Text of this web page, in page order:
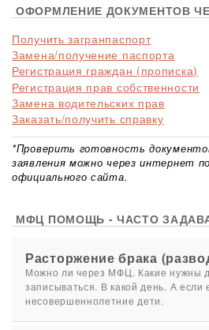
ОФОРМЛЕНИЕ ДОКУМЕНТОВ
Получить загранпаспорт
Замена/получение паспорта
Регистрация граждан (прописка)
Регистрация прав собственности
Замена водительских прав
Заказать/получить справку
*Проверить готовность
заявления можно через интернет
официального сайта.
МФЦ ПОМОЩЬ - ЧАСТО
Расторжение брака
Можно ли через МФЦ. Какие нужны
записываться. В какой день. А если
несовершеннолетние дети.